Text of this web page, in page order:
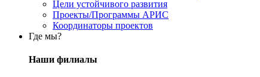
Цели устойчивого развития
Проекты/Программы АРИС
Координаторы проектов
Где мы?
Наши филиалы